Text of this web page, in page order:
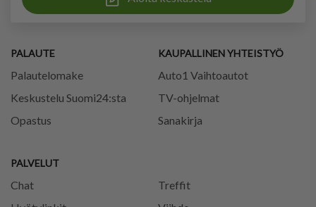
PALAUTE
Palautelomake
Keskustelu Suomi24:sta
Opastus
PALVELUT
Chat
Treffit
KAUPALLINEN YHTEISTYÖ
Auto1 Vaihtoautot
TV-ohjelmat
Sanakirja